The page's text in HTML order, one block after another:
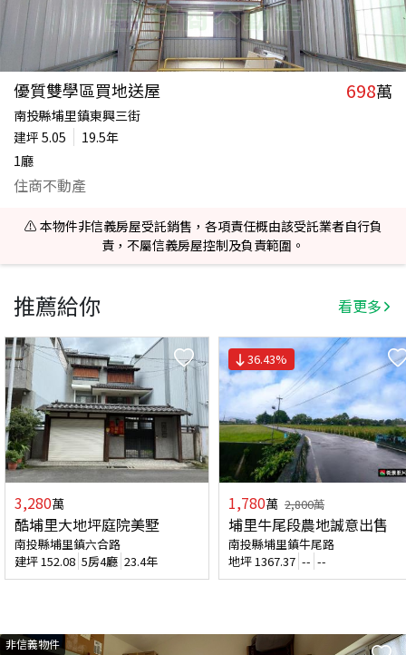
優質雙學區買地送屋 698萬
南投縣埔里鎮東興三街
建坪 5.05
19.5年
1廳
住商不動產
⚠️ 本物件非信義房屋受託銷售，各項責任概由該受託業者自行負
責，不屬信義房屋控制及負責範圍。
推薦給你 看更多
3,280萬
酷埔里大地坪庭院美墅
南投縣埔里鎮六合路
建坪152.08 5房4廳 23.4年
36.43%
1,780萬 2,800萬
埔里牛尾段農地誠意出售
南投縣埔里鎮牛尾路
地坪1367.37 -- --
非信義物件